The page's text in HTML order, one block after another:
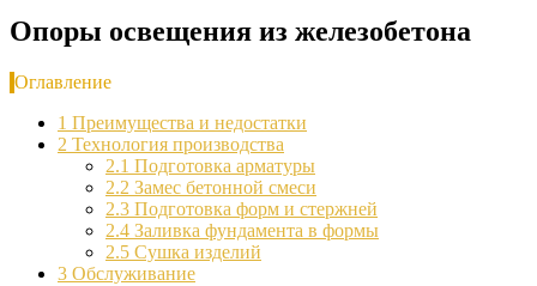
Опоры освещения из железобетона
Оглавление
1 Преимущества и недостатки
2 Технология производства
2.1 Подготовка арматуры
2.2 Замес бетонной смеси
2.3 Подготовка форм и стержней
2.4 Заливка фундамента в формы
2.5 Сушка изделий
3 Обслуживание